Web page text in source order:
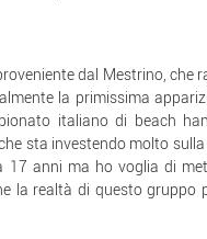
dal Mestrino, che
la primissima
italiano di beach
sta investendo molto
anni ma ho voglia di
la realtà di questo gruppo